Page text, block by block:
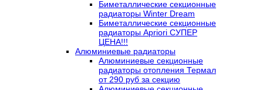
Биметаллические секционные
радиаторы Winter Dream
Биметаллические секционные
радиаторы Apriori СУПЕР
ЦЕНА!!!
Алюминиевые радиаторы
Алюминиевые секционные
радиаторы отопления Термал
от 290 руб за секцию